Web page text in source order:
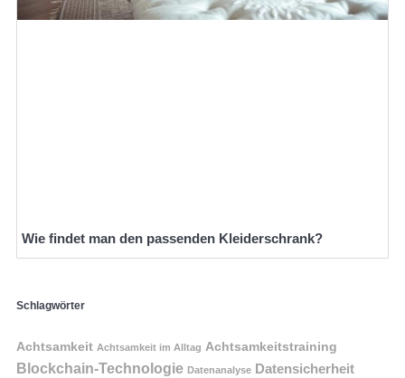
Wie findet man den passenden Kleiderschrank?
Schlagwörter
Achtsamkeit Achtsamkeit im Alltag Achtsamkeitstraining
Blockchain-Technologie Datenanalyse Datensicherheit